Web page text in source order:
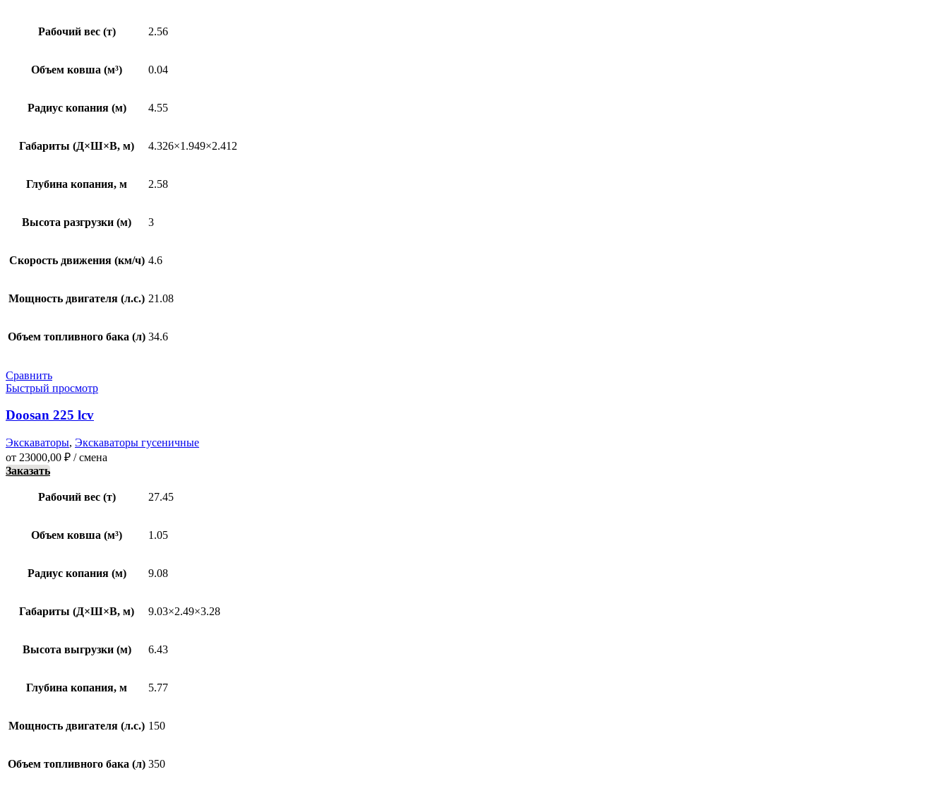
Рабочий вес (т) 2.56
Объем ковша (м³) 0.04
Радиус копания (м) 4.55
Габариты (Д×Ш×В, м) 4.326×1.949×2.412
Глубина копания, м 2.58
Высота разгрузки (м) 3
Скорость движения (км/ч) 4.6
Мощность двигателя (л.с.) 21.08
Объем топливного бака (л) 34.6
Сравнить
Быстрый просмотр
Doosan 225 lcv
Экскаваторы, Экскаваторы гусеничные
от 23000,00 ₽ / смена
Заказать
Рабочий вес (т) 27.45
Объем ковша (м³) 1.05
Радиус копания (м) 9.08
Габариты (Д×Ш×В, м) 9.03×2.49×3.28
Высота выгрузки (м) 6.43
Глубина копания, м 5.77
Мощность двигателя (л.с.) 150
Объем топливного бака (л) 350